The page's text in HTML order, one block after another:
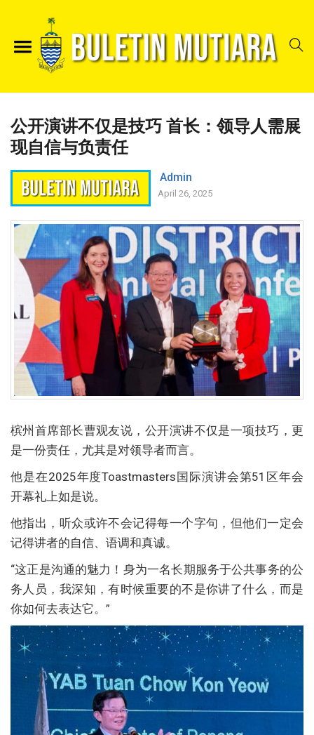
公开演讲不仅是技巧 首长：领导人需展
现自信与负责任
Admin
April 26, 2025
槟州首席部长曹观友说，公开演讲不仅是一项技巧，更
是一份责任，尤其是对领导者而言。
他是在2025年度Toastmasters国际演讲会第51区年会
开幕礼上如是说。
他指出，听众或许不会记得每一个字句，但他们一定会
记得讲者的自信、语调和真诚。
“这正是沟通的魅力！身为一名长期服务于公共事务的公
务人员，我深知，有时候重要的不是你讲了什么，而是
你如何去表达它。”